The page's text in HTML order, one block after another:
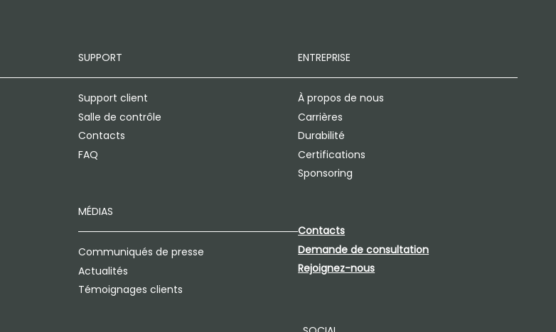
SUPPORT
Support client
Salle de contrôle
Contacts
FAQ
MÉDIAS
Communiqués de presse
Actualités
Témoignages clients
ENTREPRISE
À propos de nous
Carrières
Durabilité
Certifications
Sponsoring
Contacts
Demande de consultation
Rejoignez-nous